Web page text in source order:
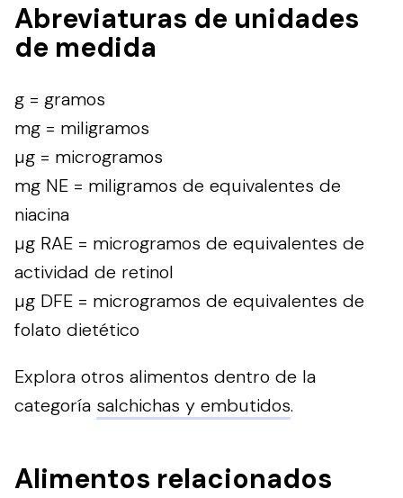
Abreviaturas de unidades
de medida
g = gramos
mg = miligramos
µg = microgramos
mg NE = miligramos de equivalentes de
niacina
µg RAE = microgramos de equivalentes de
actividad de retinol
µg DFE = microgramos de equivalentes de
folato dietético
Explora otros alimentos dentro de la
categoría salchichas y embutidos.
Alimentos relacionados